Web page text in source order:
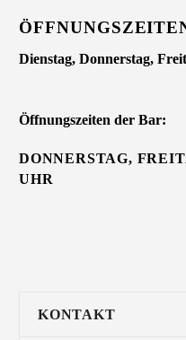
Dienstag, Donnerstag,
Öffnungszeiten der Bar:
DONNERSTAG,
UHR
KONTAKT